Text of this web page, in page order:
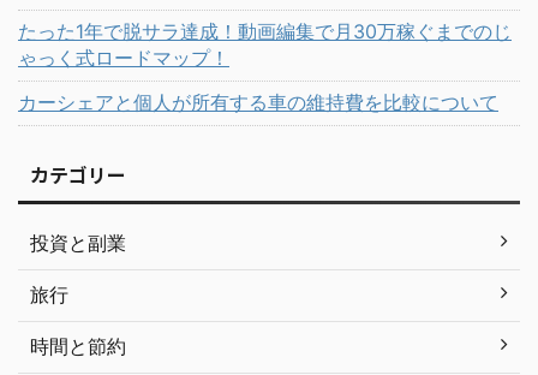
たった1年で脱サラ達成！動画編集で月30万稼ぐまでのじ
ゃっく式ロードマップ！
カーシェアと個人が所有する車の維持費を比較について
カテゴリー
投資と副業
旅行
時間と節約